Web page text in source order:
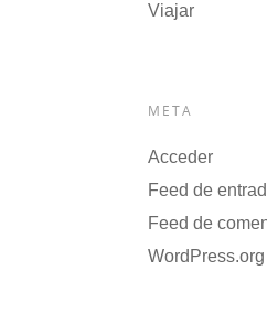
Viajar
META
Acceder
Feed de
Feed de
WordPress.org